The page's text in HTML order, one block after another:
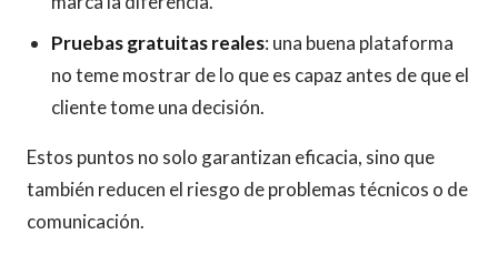
Pruebas gratuitas reales: una buena plataforma
no teme mostrar de lo que es capaz antes de que el
cliente tome una decisión.
Estos puntos no solo garantizan eficacia, sino que
también reducen el riesgo de problemas técnicos o de
comunicación.